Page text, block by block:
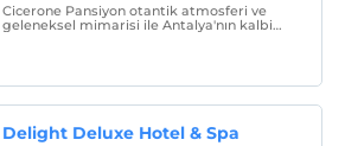
Cicerone Pansiyon otantik atmosferi ve
geleneksel mimarisi ile Antalya'nın kalbi
sunmaktadır.
Delight Deluxe Hotel & Spa